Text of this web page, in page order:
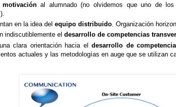
motivaciónal alumnado (no olvidemos que uno de
en la idea del equipo distribuido . Organización
indiscutiblemente el desarrollo de competencias
clara orientación hacia eldesarrollo de
actuales y las metodologías en auge que se utilizan